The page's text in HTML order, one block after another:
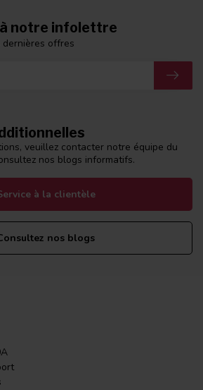
veuillez contacter notre équipe du
nos blogs informatifs.
à la clientèle
nos blogs
notre infolettre
dernières offres